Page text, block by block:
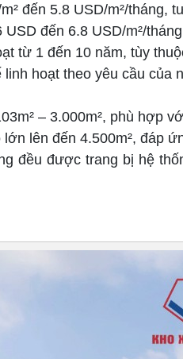
đến 5.8 USD/m²/tháng,
USD đến 6.8 USD/m²/
từ 1 đến 10 năm, tùy
hoạt theo yêu cầu của
– 3.000m², phù hợp
lên đến 4.500m², đáp
đều được trang bị hệ